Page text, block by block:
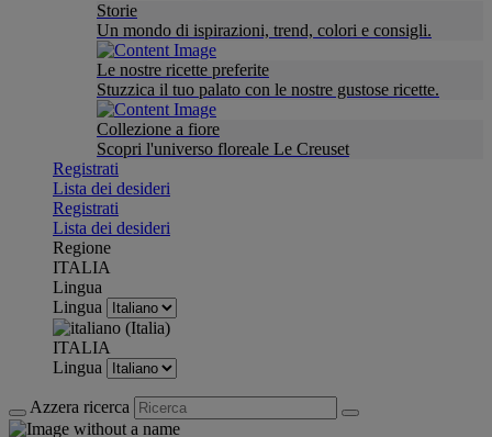
Storie
Un mondo di ispirazioni, trend, colori e consigli.
Le nostre ricette preferite
Stuzzica il tuo palato con le nostre gustose ricette.
Collezione a fiore
Scopri l'universo floreale Le Creuset
Registrati
Lista dei desideri
Registrati
Lista dei desideri
Regione
ITALIA
Lingua
Lingua
ITALIA
Lingua
Azzera ricerca